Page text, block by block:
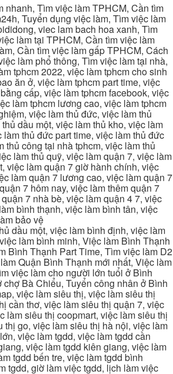
nhanh, Tìm việc làm TPHCM, Cần tìm
Tuyển dụng việc làm, Tìm việc làm
viec lam bach hoa xanh, Tìm
làm tại TPHCM, Cần tìm việc làm
Cần tìm việc làm gấp TPHCM, Cách
làm phổ thông, Tìm việc làm tại nhà,
tphcm 2022, việc làm tphcm cho sinh
ăn ở, việc làm tphcm part time, việc
cấp, việc làm tphcm facebook, việc
làm tphcm lương cao, việc làm tphcm
việc làm thủ đức, việc làm thủ
dầu một, việc làm thủ kho, việc làm
làm thủ đức part time, việc làm thủ đức
thủ công tại nhà tphcm, việc làm thủ
làm thủ quỹ, việc làm quận 7, việc làm
việc làm quận 7 giờ hành chính, việc
làm quận 7 lương cao, việc làm quận 7
7 hôm nay, việc làm thêm quận 7
7 nhà bè, việc làm quận 4 7, việc
bình thạnh, việc làm bình tân, việc
bảo vệ
dầu một, việc làm bình định, việc làm
làm bình minh, Việc làm Bình Thạnh
Bình Thạnh Part Time, Tìm việc làm D2
Quận Bình Thạnh mới nhất, Việc làm
việc làm cho người lớn tuổi ở Bình
Bà Chiểu, Tuyển công nhân ở Bình
việc làm siêu thị, việc làm siêu thị
cần thơ, việc làm siêu thị quận 7, việc
làm siêu thị coopmart, việc làm siêu thị
thị go, việc làm siêu thị hà nội, việc làm
việc làm tgdd, việc làm tgdd cần
việc làm tgdd kiên giang, việc làm
tgdd bến tre, việc làm tgdd bình
tgdd, giờ làm việc tgdd, lịch làm việc